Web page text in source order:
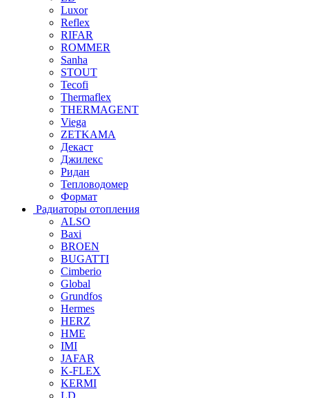
Luxor
Reflex
RIFAR
ROMMER
Sanha
STOUT
Tecofi
Thermaflex
THERMAGENT
Viega
ZETKAMA
Декаст
Джилекс
Ридан
Тепловодомер
Формат
Радиаторы отопления
ALSO
Baxi
BROEN
BUGATTI
Cimberio
Global
Grundfos
Hermes
HERZ
HME
IMI
JAFAR
K-FLEX
KERMI
LD